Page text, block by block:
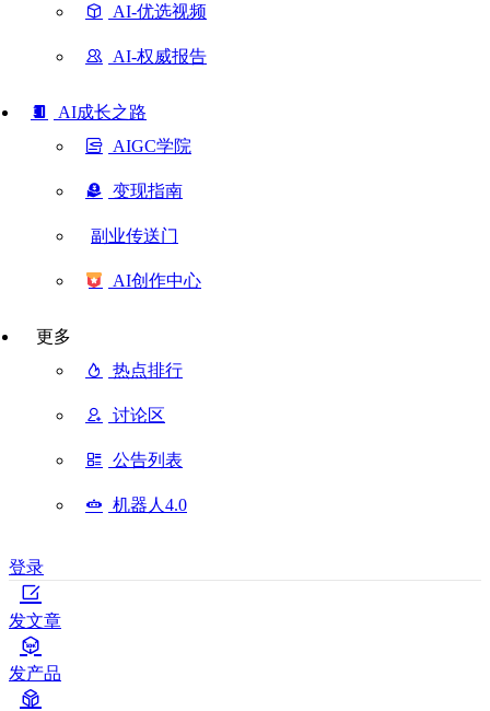
AI-优选视频
AI-权威报告
AI成长之路
AIGC学院
变现指南
副业传送门
AI创作中心
更多
热点排行
讨论区
公告列表
机器人4.0
登录
发文章
发产品